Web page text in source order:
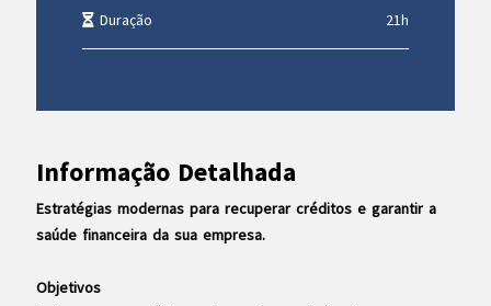
Informação Detalhada
Estratégias modernas para recuperar créditos e garantir a
saúde financeira da sua empresa.
Objetivos
Duração 21h